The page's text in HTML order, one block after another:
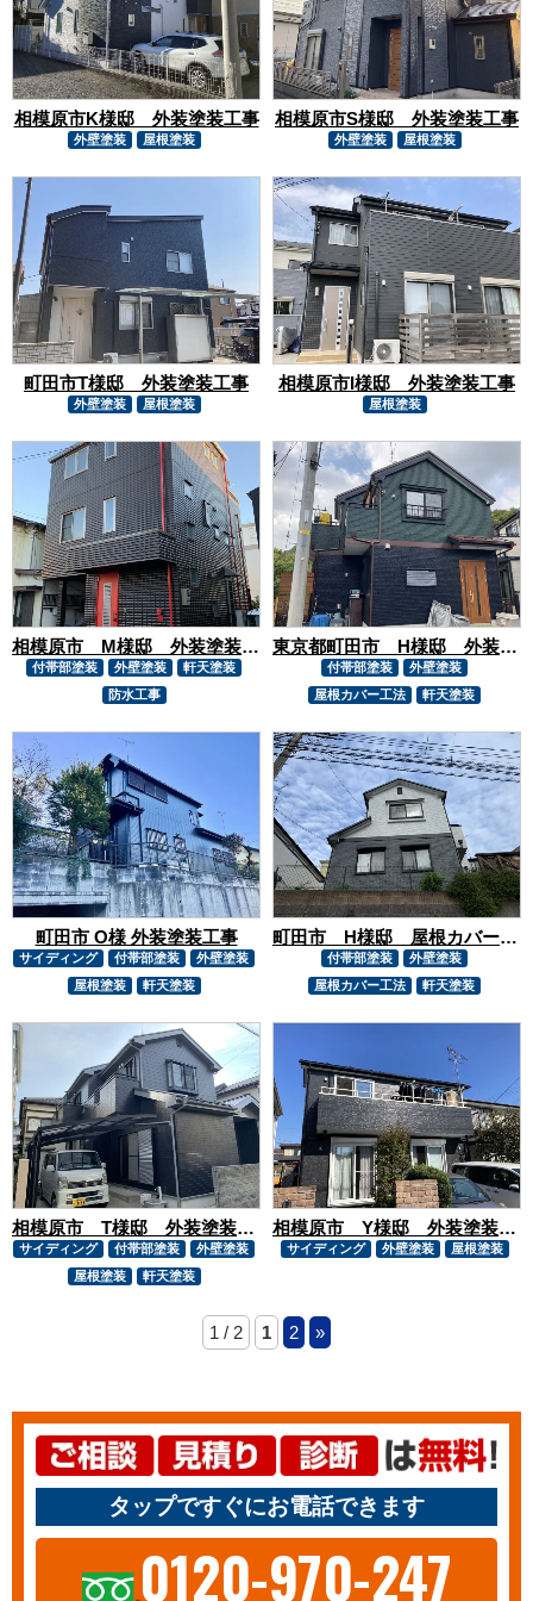
相模原市K様邸 外装塗装工事
外壁塗装 屋根塗装
相模原市S様邸 外装塗装工事
外壁塗装 屋根塗装
町田市T様邸 外装塗装工事
外壁塗装 屋根塗装
相模原市I様邸 外装塗装工事
屋根塗装
相模原市 M様邸 外装塗装工事
付帯部塗装 外壁塗装
軒天塗装
防水工事
東京都町田市 H様邸 外装塗装工事
付帯部塗装
外壁塗装
屋根カバー工法
軒天塗装
町田市 O様 外装塗装工事
サイディング 付帯部塗装
外壁塗装
屋根塗装
軒天塗装
町田市 H様邸 屋根カバー・外壁塗装工事
付帯部塗装
外壁塗装
屋根カバー工法
軒天塗装
相模原市 T様邸 外装塗装工事
サイディング 付帯部塗装
外壁塗装
屋根塗装
軒天塗装
相模原市 Y様邸 外装塗装工事
サイディング 外壁塗装 屋根塗装
1 / 2 1 2 »
タップですぐにお電話できます
0120-970-247